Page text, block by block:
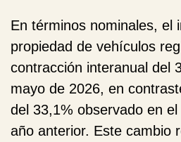
En términos nominales, el
propiedad de vehículos
contracción interanual del
mayo de 2026, en
del 33,1% observado en
año anterior. Este cambio